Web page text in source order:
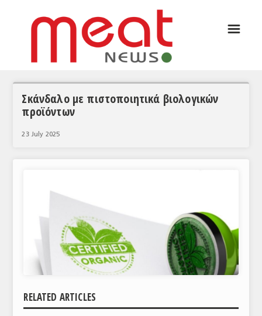
ΣΥΝΕΝΤΕΥΞΕΙΣ
ΘΕΜΑΤΑ
ΕΥΡΩΠΑΪΚΕΣ ΑΠΟΦΑΣΕΙΣ
ΕΜΠΟΡΙΚΟΣ ΚΑΤΑΛΟΓΟΣ
☰
Σκάνδαλο με πιστοποιητικά βιολογικών
προϊόντων
23 July 2025
RELATED ARTICLES